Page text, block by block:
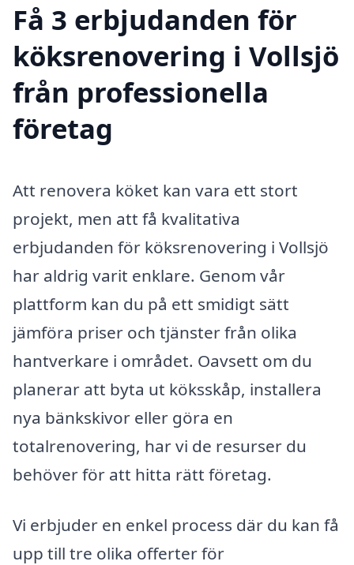
Få 3 erbjudanden för
köksrenovering i Vollsjö
från professionella
företag
Att renovera köket kan vara ett stort
projekt, men att få kvalitativa
erbjudanden för köksrenovering i Vollsjö
har aldrig varit enklare. Genom vår
plattform kan du på ett smidigt sätt
jämföra priser och tjänster från olika
hantverkare i området. Oavsett om du
planerar att byta ut köksskåp, installera
nya bänkskivor eller göra en
totalrenovering, har vi de resurser du
behöver för att hitta rätt företag.
Vi erbjuder en enkel process där du kan få
upp till tre olika offerter för